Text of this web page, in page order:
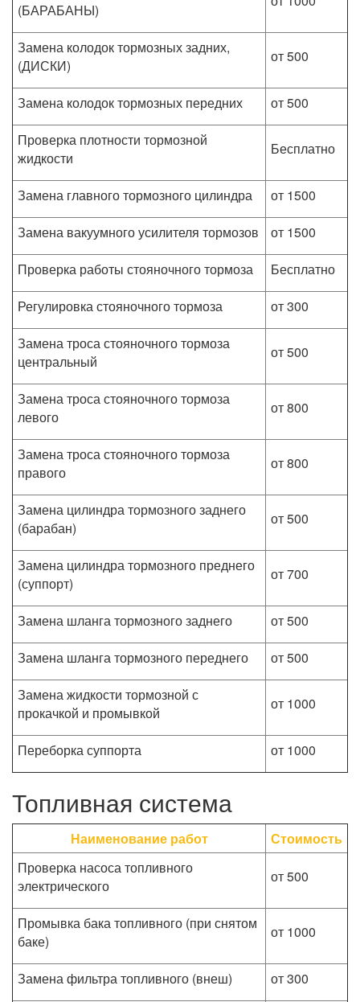
(БАРАБАНЫ)
Замена колодок тормозных задних,
(ДИСКИ)
от 500
Замена колодок тормозных передних
от 500
Проверка плотности тормозной
жидкости
Бесплатно
Замена главного тормозного цилиндра
от 1500
Замена вакуумного усилителя тормозов
от 1500
Проверка работы стояночного тормоза
Бесплатно
Регулировка стояночного тормоза
от 300
Замена троса стояночного тормоза
центральный
от 500
Замена троса стояночного тормоза
левого
от 800
Замена троса стояночного тормоза
правого
от 800
Замена цилиндра тормозного заднего
(барабан)
от 500
Замена цилиндра тормозного преднего
(суппорт)
от 700
Замена шланга тормозного заднего
от 500
Замена шланга тормозного переднего
от 500
Замена жидкости тормозной с
прокачкой и промывкой
от 1000
Переборка суппорта от 1000
Топливная система
Наименование работ
Стоимость
Проверка насоса топливного
электрического
от 500
Промывка бака топливного (при снятом
баке)
от 1000
Замена фильтра топливного (внеш)
от 300